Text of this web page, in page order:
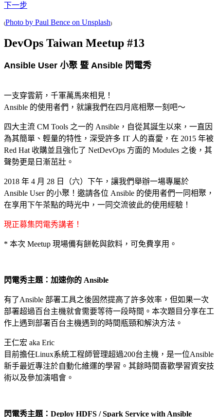
下一步
(Photo by Paul Bence on Unsplash)
DevOps Taiwan Meetup #13
Ansible User 小聚 暨 Ansible 閃電秀
一支穿雲箭，千軍萬馬來相見！
Ansible 的使用者們，就讓我們在四月底相聚一刻吧～
四大主流 CM Tools 之一的 Ansible，自從其誕生以來，一直因
為其簡單、輕量的特性，深受許多 IT 人的喜愛，在 2015 年被
Red Hat 收購並且強化了 NetDevOps 方面的 Modules 之後，其
聲勢更是日漸茁壯。
2018 年 4 月 28 日（六）下午，讓我們舉辦一場專屬於
Ansible User 的小聚！邀請各位 Ansible 的使用者們一同相聚，
在享用下午茶點的時光中，一同交流彼此的使用經驗！
現正募集閃電秀講者！
* 本次 Meetup 現場備有餅乾與飲料，可免費享用。
閃電秀主題：加速你的 Ansible
有了Ansible 部署工具之後固然提高了許多效率，但如果一次
部署超過百台主機就會需要等待一段時間。本次題目分享在工
作上遇到部署百台主機遇到的時間瓶頸和解決方法。
王仁宏 aka Eric
目前擔任Linux系統工程師管理超過200台主機，是一位Ansible
新手最近專注於自動化維運的學習。其餘時間喜歡學習資安技
術以及參加演唱會。
閃電秀主題：Deploy HDFS / Spark Service with Ansible